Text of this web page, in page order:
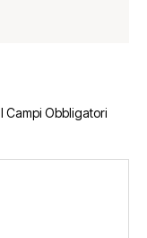
I Campi Obbligatori